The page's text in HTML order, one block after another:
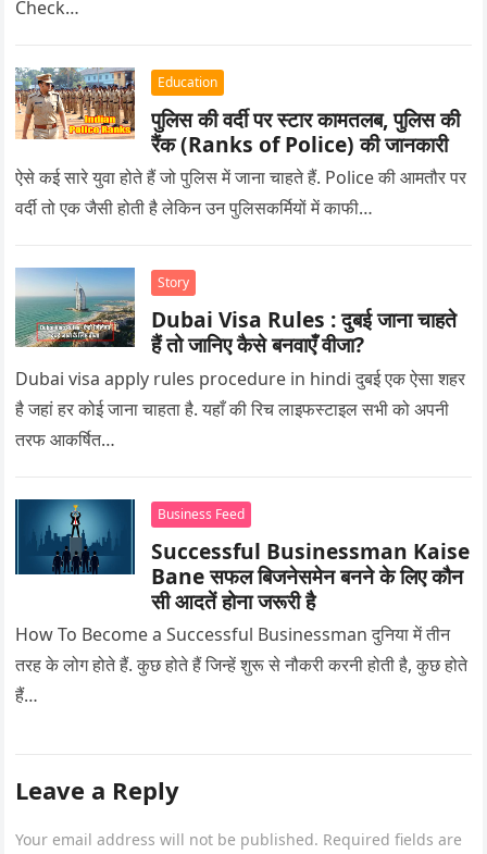
Check…
Education
पुलिस की वर्दी पर स्टार कामतलब, पुलिस की
रैंक (Ranks of Police) की जानकारी
ऐसे कई सारे युवा होते हैं जो पुलिस में जाना चाहते हैं. Police की आमतौर पर
वर्दी तो एक जैसी होती है लेकिन उन पुलिसकर्मियों में काफी…
Story
Dubai Visa Rules : दुबई जाना चाहते
हैं तो जानिए कैसे बनवाएँ वीजा?
Dubai visa apply rules procedure in hindi दुबई एक ऐसा शहर
है जहां हर कोई जाना चाहता है. यहाँ की रिच लाइफस्टाइल सभी को अपनी
तरफ आकर्षित…
Business Feed
Successful Businessman Kaise
Bane सफल बिजनेसमेन बनने के लिए कौन
सी आदतें होना जरूरी है
How To Become a Successful Businessman दुनिया में तीन
तरह के लोग होते हैं. कुछ होते हैं जिन्हें शुरू से नौकरी करनी होती है, कुछ होते
हैं…
Leave a Reply
Your email address will not be published. Required fields are